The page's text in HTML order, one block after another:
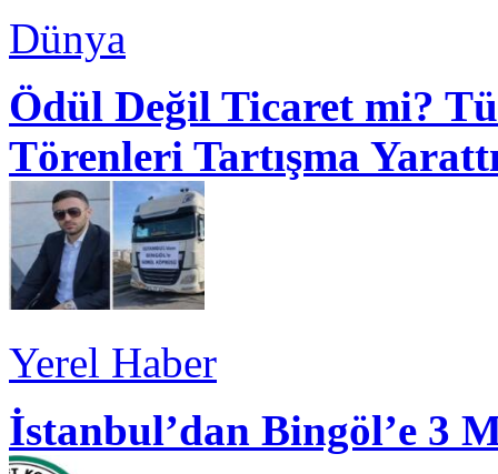
Dünya
Ödül Değil Ticaret mi?
Törenleri Tartışma
Yerel Haber
İstanbul’dan Bingöl’e 3